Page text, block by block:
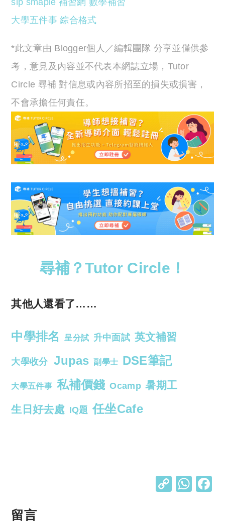
slp smaple 補習網 數學補習
大學五件事 綜合格式
*此文章由 Blogger個人／編輯團隊 分享並僅供參
考，意見及內容並不代表本網誌立場，Tutor
Circle 尋補 對信息或內容所招至的損失或損害，
不會承擔任何責任。
尋補？Tutor Circle！
其他人還看了……
中學排名 呈分試 升中面試 英文補習
大學收分 Jupas 副學士 DSE筆記
大學五件事 私補價錢 Ocamp 暑期工
生日好去處 IQ題 任坐Cafe
C W
留言